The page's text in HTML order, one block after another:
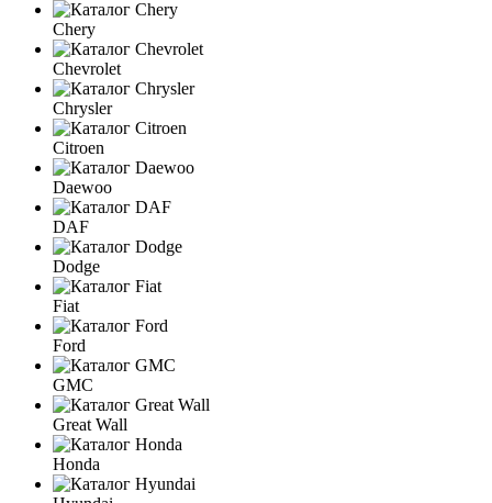
Chery
Chevrolet
Chrysler
Citroen
Daewoo
DAF
Dodge
Fiat
Ford
GMC
Great Wall
Honda